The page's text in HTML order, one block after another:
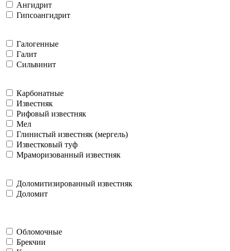
Ангидрит
Гипсоангидрит
Галогенные
Галит
Сильвинит
Карбонатные
Известняк
Рифовый известняк
Мел
Глинистый известняк (мергель)
Известковый туф
Мраморизованный известняк
Доломитизированный известняк
Доломит
Обломочные
Брекчии